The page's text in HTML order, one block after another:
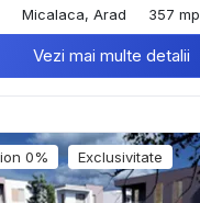
Micalaca, Arad
357 mp
Vezi mai multe detalii
0% Exclusivitate